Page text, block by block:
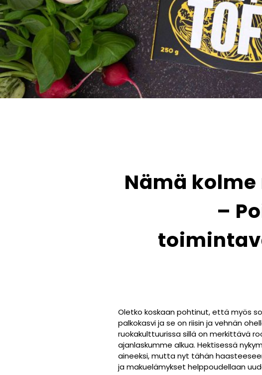
Nämä
–
Oletko koskaan pohtinut, että myös
palkokasvi ja se on riisin ja vehnän
ruokakulttuurissa sillä on merkittävä
ajanlaskumme alkua. Hektisessä
aineeksi, mutta nyt tähän
ja makuelämykset helppoudellaan